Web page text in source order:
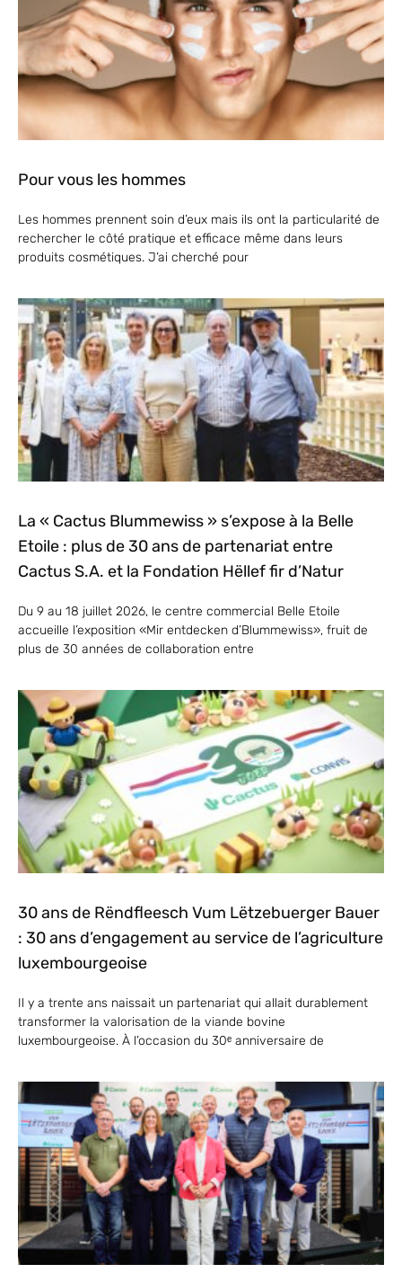
Pour vous les hommes
Les hommes prennent soin d’eux mais ils ont la particularité de
rechercher le côté pratique et efficace même dans leurs
produits cosmétiques. J’ai cherché pour
La « Cactus Blummewiss » s’expose à la Belle
Etoile : plus de 30 ans de partenariat entre
Cactus S.A. et la Fondation Hëllef fir d’Natur
Du 9 au 18 juillet 2026, le centre commercial Belle Etoile
accueille l’exposition «Mir entdecken d’Blummewiss», fruit de
plus de 30 années de collaboration entre
30 ans de Rëndfleesch Vum Lëtzebuerger Bauer
: 30 ans d’engagement au service de l’agriculture
luxembourgeoise
Il y a trente ans naissait un partenariat qui allait durablement
transformer la valorisation de la viande bovine
luxembourgeoise. À l’occasion du 30ᵉ anniversaire de